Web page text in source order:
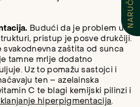
Budući da je problem u
pristup je posve drukčiji.
zaštita od sunca
tamne mrlje dodatno
Uz to pomažu sastojci i
ten – azelainska
C te blagi kemijski pilinzi i
hiperpigmentacija.